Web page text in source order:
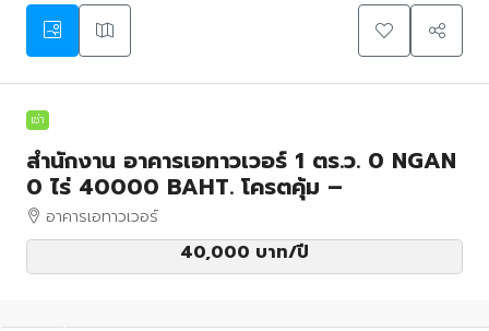
เช่า
สำนักงาน อาคารเอทาวเวอร์ 1 ตร.ว. 0 NGAN
0 ไร่ 40000 BAHT. โครตคุ้ม –
อาคารเอทาวเวอร์
40,000 บาท/ปี